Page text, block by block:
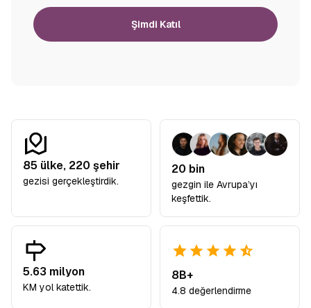
Şimdi Katıl
85 ülke, 220 şehir
gezisi gerçekleştirdik.
20 bin
gezgin ile Avrupa’yı
keşfettik.
5.63 milyon
KM yol katettik.
8B+
4.8 değerlendirme